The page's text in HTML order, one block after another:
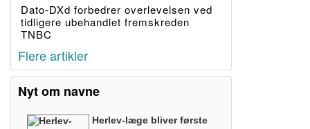
Dato-DXd forbedrer overlevelsen ved
tidligere ubehandlet fremskreden
TNBC
Flere artikler
Nyt om navne
Herlev-læge bliver første